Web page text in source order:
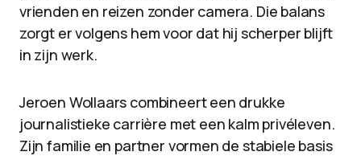
vrienden en reizen zonder camera. Die balans
zorgt er volgens hem voor dat hij scherper blijft
in zijn werk.
Jeroen Wollaars combineert een drukke
journalistieke carrière met een kalm privéleven.
Zijn familie en partner vormen de stabiele basis